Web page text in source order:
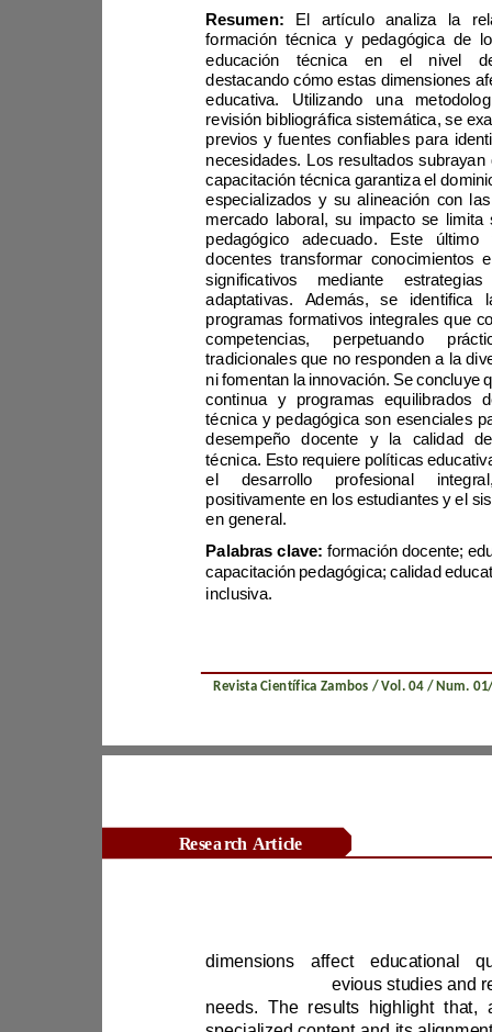
Revista Científica Zambos / Vol. 04
Resumen:
revisión bibliogr
en general.
Palabras clave:
inclusiva.
Research Article
methodology, pr